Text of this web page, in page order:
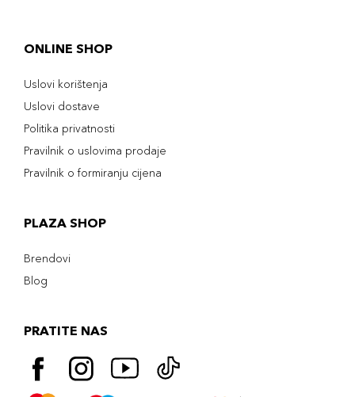
ONLINE SHOP
Uslovi korištenja
Uslovi dostave
Politika privatnosti
Pravilnik o uslovima prodaje
Pravilnik o formiranju cijena
PLAZA SHOP
Brendovi
Blog
PRATITE NAS